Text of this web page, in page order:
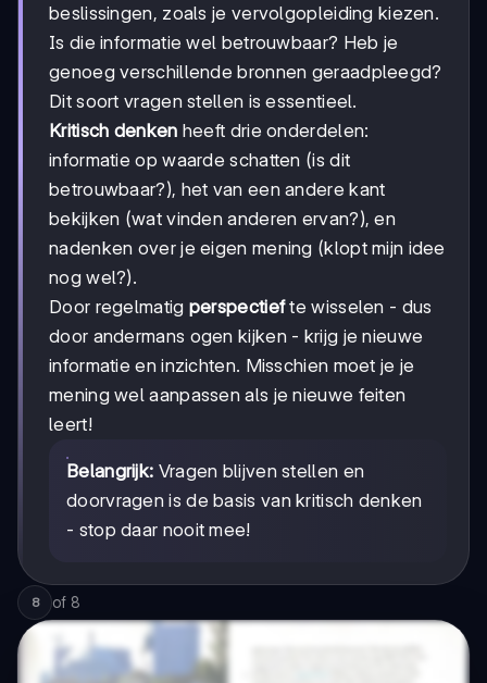
beslissingen, zoals je vervolgopleiding kiezen.
Is die informatie wel betrouwbaar? Heb je
genoeg verschillende bronnen geraadpleegd?
Dit soort vragen stellen is essentieel.
Kritisch denken heeft drie onderdelen:
informatie op waarde schatten (is dit
betrouwbaar?), het van een andere kant
bekijken (wat vinden anderen ervan?), en
nadenken over je eigen mening (klopt mijn idee
nog wel?).
Door regelmatig perspectiefte wisselen - dus
door andermans ogen kijken - krijg je nieuwe
informatie en inzichten. Misschien moet je je
mening wel aanpassen als je nieuwe feiten
leert!
Belangrijk: Vragen blijven stellen en
doorvragen is de basis van kritisch denken
- stop daar nooit mee!
8 of 8